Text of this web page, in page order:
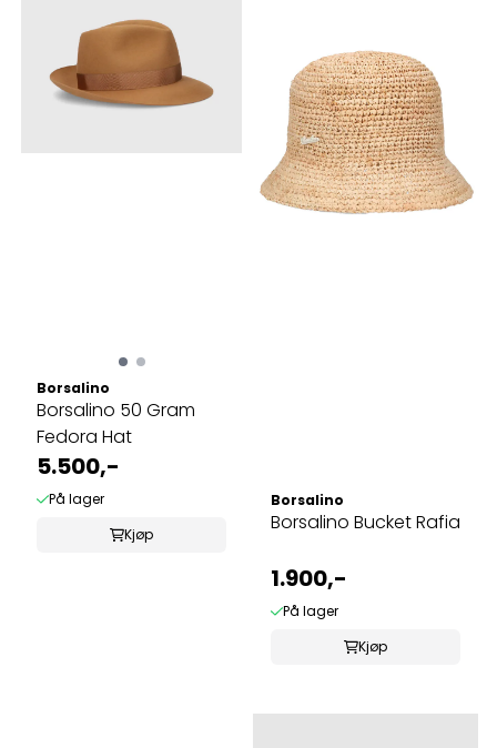
Borsalino
Borsalino 50 Gram
Fedora Hat
5.500,-
På lager
Kjøp
Borsalino
Borsalino Bucket Rafia
1.900,-
På lager
Kjøp